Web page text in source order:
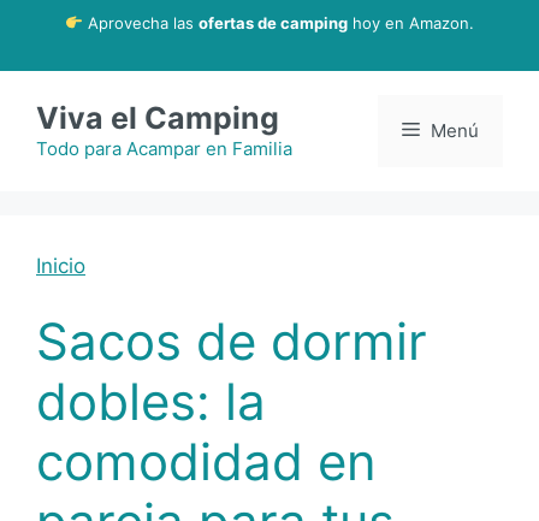
contenido
Aprovecha las ofertas de campinghoy en Amazon.
Viva el Camping
Todo para Acampar en Familia
Menú
Inicio
Sacos de dormir
dobles: la
comodidad en